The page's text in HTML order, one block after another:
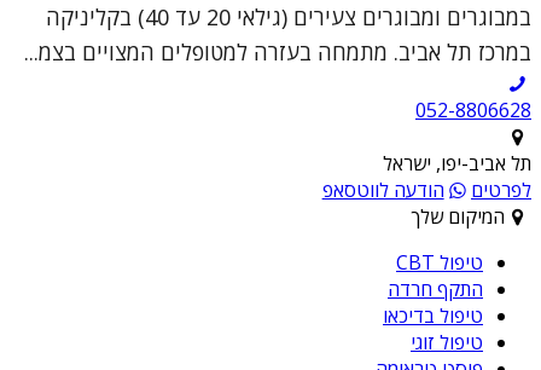
במבוגרים ומבוגרים צעירים (גילאי 20 עד 40) בקליניקה
במרכז תל אביב. מתמחה בעזרה למטופלים המצויים בצמ...
052-8806628
תל אביב-יפו, ישראל
לפרטים
הודעה לווטסאפ
המיקום שלך
טיפול CBT
התקף חרדה
טיפול בדיכאו
טיפול זוגי